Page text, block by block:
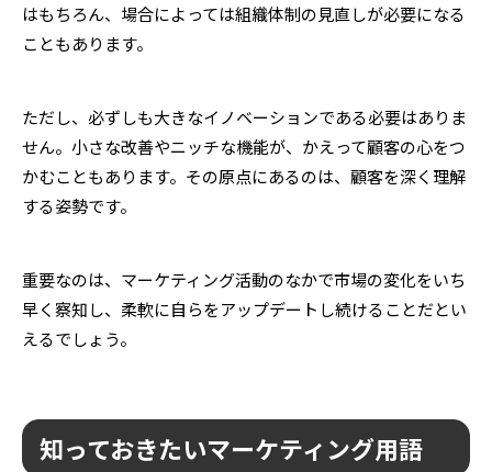
はもちろん、場合によっては組織体制の見直しが必要になる
こともあります。
ただし、必ずしも大きなイノベーションである必要はありま
せん。小さな改善やニッチな機能が、かえって顧客の心をつ
かむこともあります。その原点にあるのは、顧客を深く理解
する姿勢です。
重要なのは、マーケティング活動のなかで市場の変化をいち
早く察知し、柔軟に自らをアップデートし続けることだとい
えるでしょう。
知っておきたいマーケティング用語